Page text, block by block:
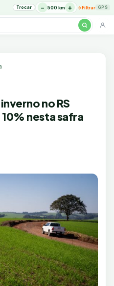
Trocar − 500 km + →Filtrar GPS
no RS
nesta safra